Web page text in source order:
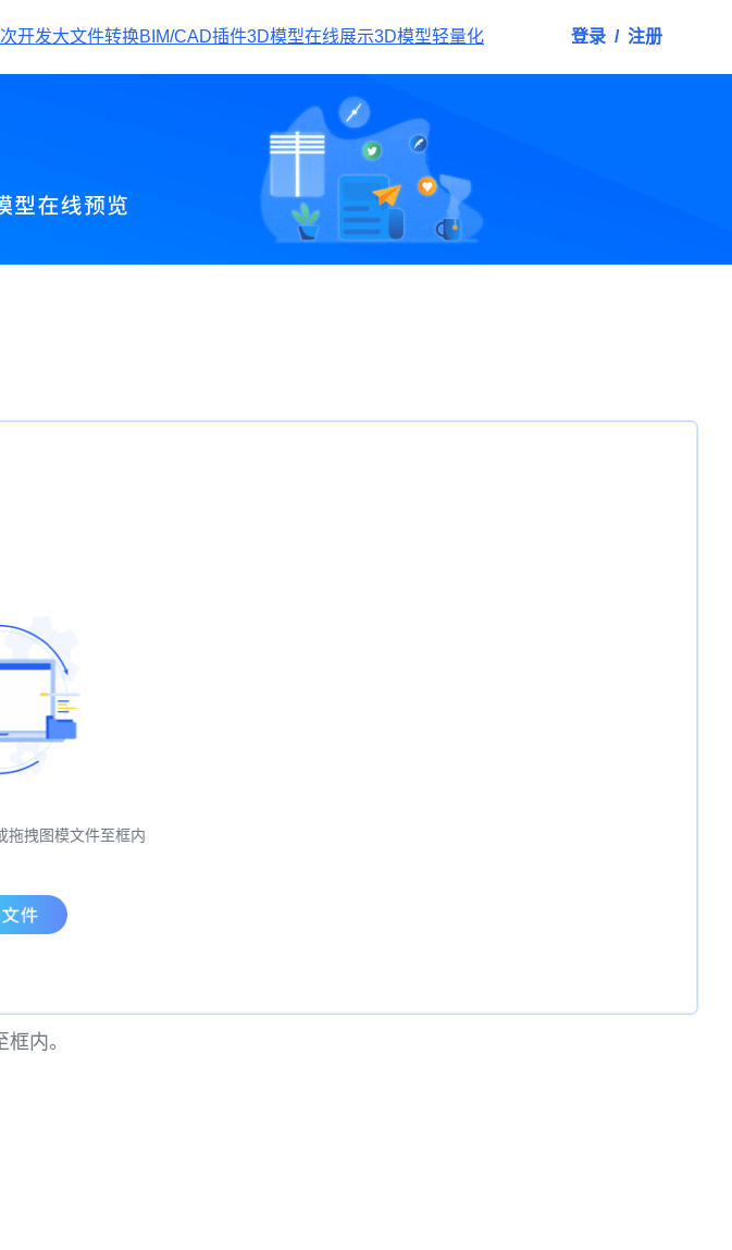
开发大文件转换BIM/CAD插件3D模型在线展示3D模型轻量化 登录 / 注册
拖拽图模文件至框内
内。